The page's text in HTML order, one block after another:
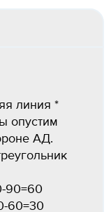
линия *
опустим
АД.
90=60
60=30